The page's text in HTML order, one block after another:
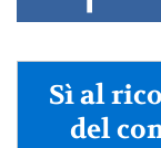
Sì al
del